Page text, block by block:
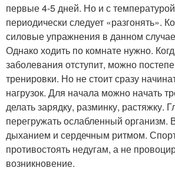
первые 4-5 дней. Но и с
периодически следует «разгонять».
силовые упражнения в данном
Однако ходить по комнате нужно.
заболевания отступит, можно
тренировки. Но не стоит сразу
нагрузок. Для начала можно начать
делать зарядку, разминку, растяжку.
перегружать ослабленный организм.
дыханием и сердечным ритмом.
противостоять недугам, а не
возникновение.